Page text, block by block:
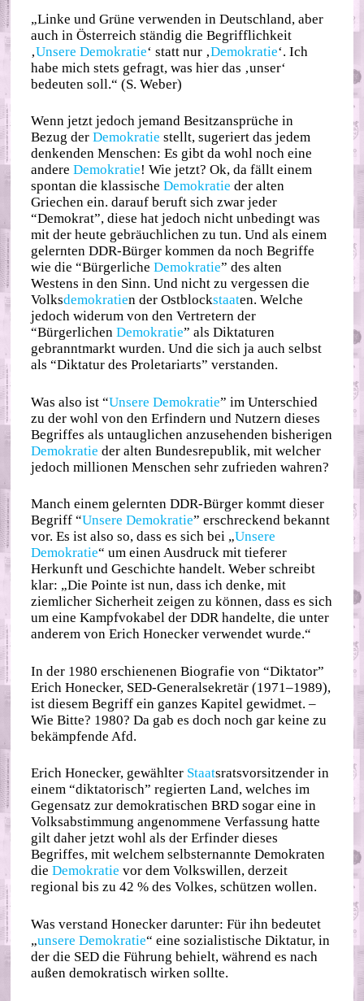
„Linke und Grüne verwenden in Deutschland, aber
auch in Österreich ständig die Begrifflichkeit
‚Unsere Demokratie‘ statt nur ‚Demokratie‘. Ich
habe mich stets gefragt, was hier das ‚unser‘
bedeuten soll.“ (S. Weber)
Wenn jetzt jedoch jemand Besitzansprüche in
Bezug derDemokratie stellt, sugeriert das jedem
denkenden Menschen: Es gibt da wohl noch eine
andereDemokratie! Wie jetzt? Ok, da fällt einem
spontan die klassischeDemokratie der alten
Griechen ein. darauf beruft sich zwar jeder
“Demokrat”, diese hat jedoch nicht unbedingt was
mit der heute gebräuchlichen zu tun. Und als einem
gelernten DDR-Bürger kommen da noch Begriffe
wie die “BürgerlicheDemokratie” des alten
Westens in den Sinn. Und nicht zu vergessen die
Volksdemokratien der Ostblockstaaten. Welche
jedoch widerum von den Vertretern der
“BürgerlichenDemokratie” als Diktaturen
gebranntmarkt wurden. Und die sich ja auch selbst
als “Diktatur des Proletariarts” verstanden.
Was also ist “Unsere Demokratie” im Unterschied
zu der wohl von den Erfindern und Nutzern dieses
Begriffes als untauglichen anzusehenden bisherigen
Demokratie der alten Bundesrepublik, mit welcher
jedoch millionen Menschen sehr zufrieden wahren?
Manch einem gelernten DDR-Bürger kommt dieser
Begriff “Unsere Demokratie” erschreckend bekannt
vor. Es ist also so, dass es sich bei „Unsere
Demokratie“ um einen Ausdruck mit tieferer
Herkunft und Geschichte handelt. Weber schreibt
klar: „Die Pointe ist nun, dass ich denke, mit
ziemlicher Sicherheit zeigen zu können, dass es sich
um eine Kampfvokabel der DDR handelte, die unter
anderem von Erich Honecker verwendet wurde.“
In der 1980 erschienenen Biografie von “Diktator”
Erich Honecker, SED-Generalsekretär (1971–1989),
ist diesem Begriff ein ganzes Kapitel gewidmet. –
Wie Bitte? 1980? Da gab es doch noch gar keine zu
bekämpfende Afd.
Erich Honecker, gewählter Staatsratsvorsitzender in
einem “diktatorisch” regierten Land, welches im
Gegensatz zur demokratischen BRD sogar eine in
Volksabstimmung angenommene Verfassung hatte
gilt daher jetzt wohl als der Erfinder dieses
Begriffes, mit welchem selbsternannte Demokraten
dieDemokratie vor dem Volkswillen, derzeit
regional bis zu 42 % des Volkes, schützen wollen.
Was verstand Honecker darunter: Für ihn bedeutet
„unsere Demokratie“ eine sozialistische Diktatur, in
der die SED die Führung behielt, während es nach
außen demokratisch wirken sollte.